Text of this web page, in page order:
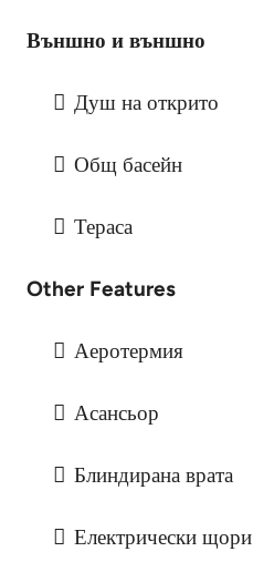
Външно и външно
Душ на открито
Общ басейн
Тераса
Other Features
Аеротермия
Асансьор
Блиндирана врата
Електрически щори